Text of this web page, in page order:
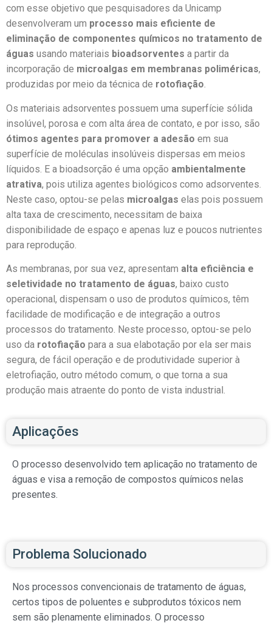
com esse objetivo que pesquisadores da Unicamp
desenvolveram um processo mais eficiente de
eliminação de componentes químicos no tratamento de
águas usando materiais bioadsorventes a partir da
incorporação de microalgas em membranas poliméricas,
produzidas por meio da técnica de rotofiação.
Os materiais adsorventes possuem uma superfície sólida
insolúvel, porosa e com alta área de contato, e por isso, são
ótimos agentes para promover a adesão em sua
superfície de moléculas insolúveis dispersas em meios
líquidos. E a bioadsorção é uma opção ambientalmente
atrativa, pois utiliza agentes biológicos como adsorventes.
Neste caso, optou-se pelas microalgas elas pois possuem
alta taxa de crescimento, necessitam de baixa
disponibilidade de espaço e apenas luz e poucos nutrientes
para reprodução.
As membranas, por sua vez, apresentam alta eficiência e
seletividade no tratamento de águas, baixo custo
operacional, dispensam o uso de produtos químicos, têm
facilidade de modificação e de integração a outros
processos do tratamento. Neste processo, optou-se pelo
uso da rotofiação para a sua elabotação por ela ser mais
segura, de fácil operação e de produtividade superior à
eletrofiação, outro método comum, o que torna a sua
produção mais atraente do ponto de vista industrial.
Aplicações
O processo desenvolvido tem aplicação no tratamento de
águas e visa a remoção de compostos químicos nelas
presentes.
Problema Solucionado
Nos processos convencionais de tratamento de águas,
certos tipos de poluentes e subprodutos tóxicos nem
sem são plenamente eliminados. O processo